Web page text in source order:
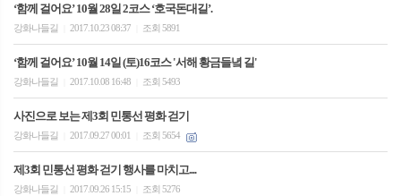
‘함께 걸어요’ 10월 28일 2코스 ‘호국돈대길’.
강화나들길 2017.10.23 08:37 조회 5891
‘함께 걸어요’ 10월 14일 (토)16코스 '서해 황금들녘 길'
강화나들길 2017.10.08 16:48 조회 5493
사진으로 보는 제3회 민통선 평화 걷기
강화나들길 2017.09.27 00:01 조회 5654
제3회 민통선 평화 걷기 행사를 마치고....
강화나들길 2017.09.26 15:15 조회 5276